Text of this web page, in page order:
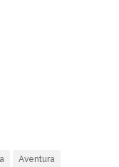
Aventura